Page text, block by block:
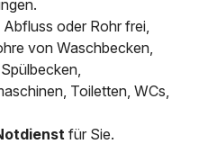
oder Rohr frei,
von Waschbecken,
Toiletten, WCs,
für Sie.